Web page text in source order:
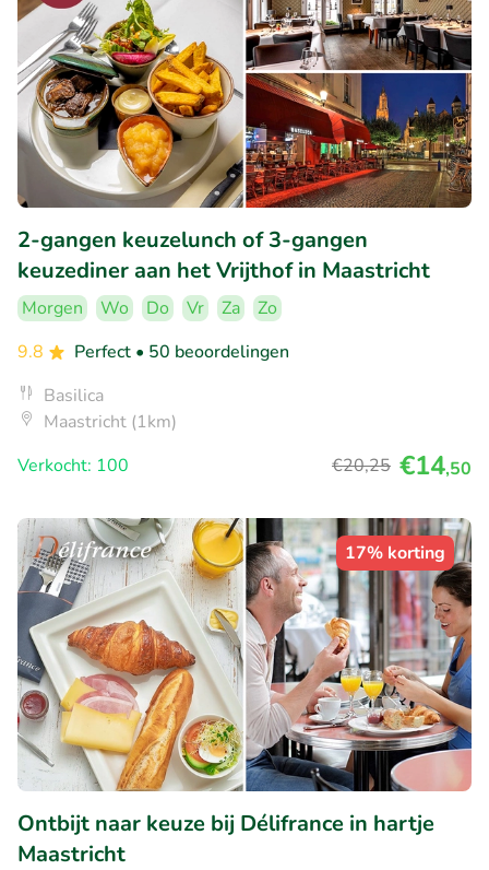
2-gangen keuzelunch of 3-gangen
keuzediner aan het Vrijthof in Maastricht
Morgen Wo Do Vr Za
Zo
9.8
Perfect • 50 beoordelingen
Basilica
Maastricht (1km)
Verkocht: 100
€20,25 €14,50
17% korting
Ontbijt naar keuze bij Délifrance in hartje
Maastricht